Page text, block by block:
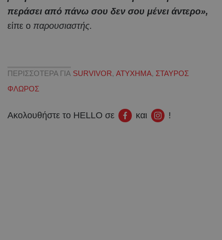
περάσει από πάνω σου δεν σου μένει άντερο»,
είπε ο παρουσιαστής.
ΠΕΡΙΣΣΟΤΕΡΑ ΓΙΑ SURVIVOR, ΑΤΥΧΗΜΑ, ΣΤΑΥΡΟΣ
ΦΛΩΡΟΣ
Ακολουθήστε το HELLO σε και !